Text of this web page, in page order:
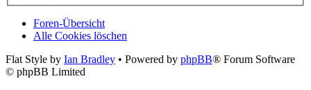
Foren-Übersicht
Alle Cookies löschen
Flat Style by Ian Bradley • Powered by phpBB® Forum Software
© phpBB Limited